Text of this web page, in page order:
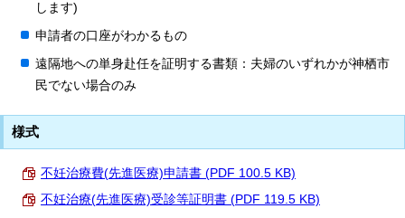
します)
申請者の口座がわかるもの
遠隔地への単身赴任を証明する書類：夫婦のいずれかが神栖市
民でない場合のみ
様式
不妊治療費(先進医療)申請書 (PDF 100.5 KB)
不妊治療(先進医療)受診等証明書 (PDF 119.5 KB)